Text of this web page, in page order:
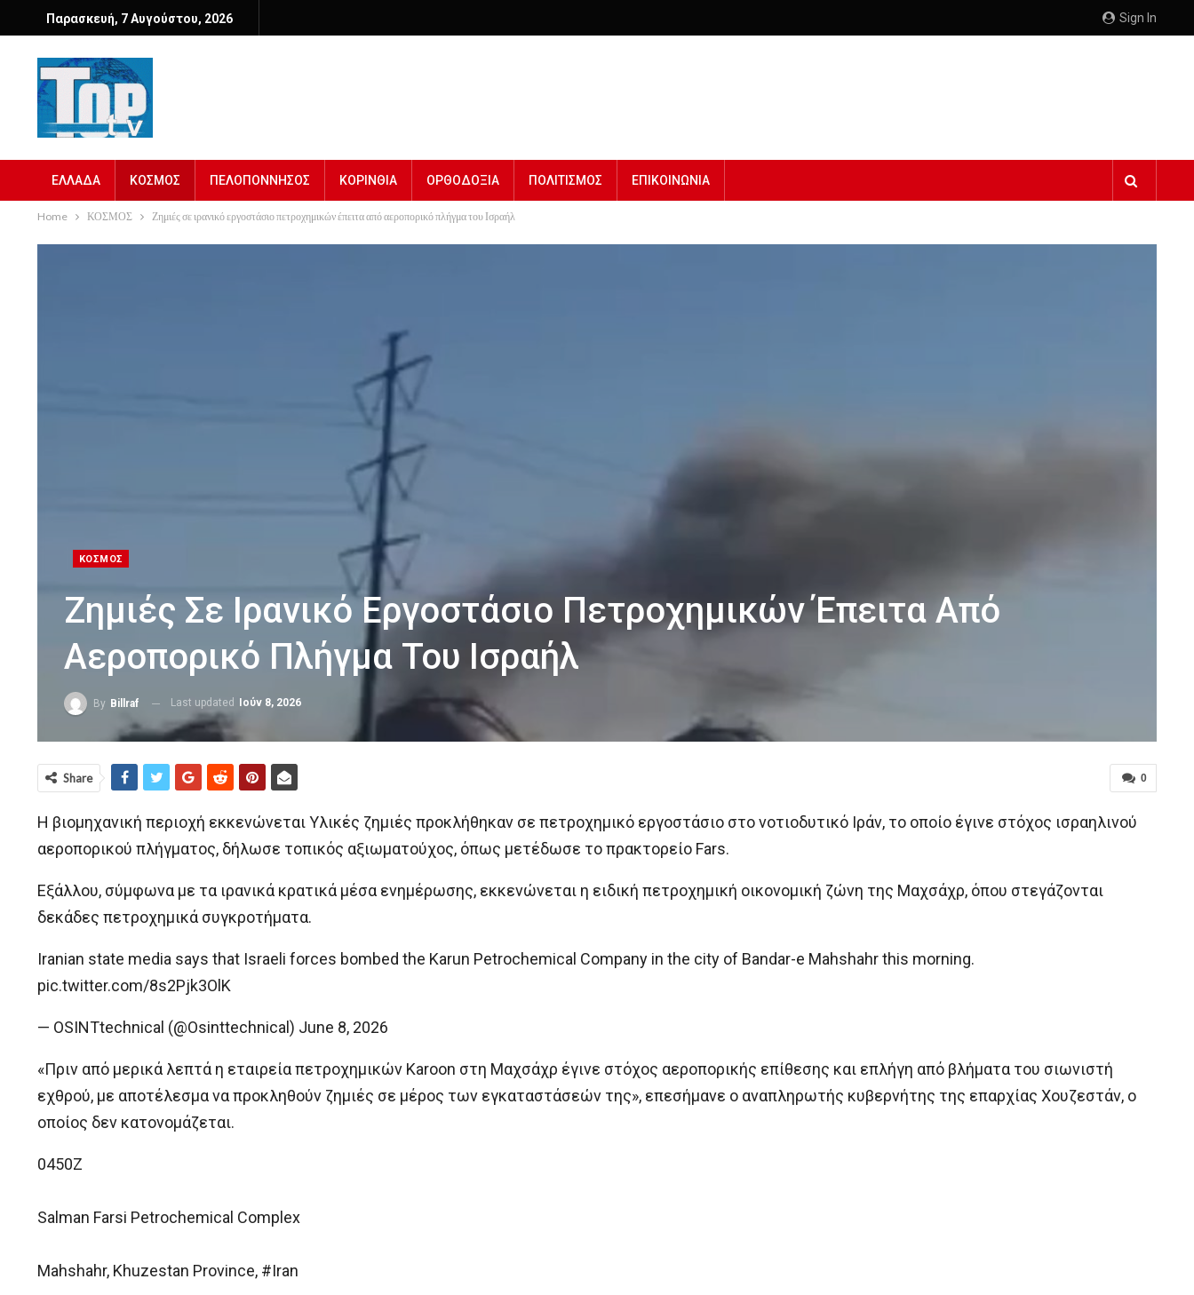
Sign In
Παρασκευή, 7 Αυγούστου, 2026
ΕΛΛΑΔΑ ΚΟΣΜΟΣ ΠΕΛΟΠΟΝΝΗΣΟΣ ΚΟΡΙΝΘΙΑ ΟΡΘΟΔΟΞΙΑ ΠΟΛΙΤΙΣΜΟΣ ΕΠΙΚΟΙΝΩΝΙΑ
Home ΚΟΣΜΟΣ Ζημιές σε ιρανικό εργοστάσιο πετροχημικών έπειτα από αεροπορικό πλήγμα του Ισραήλ
ΚΟΣΜΟΣ
Ζημιές Σε Ιρανικό Εργοστάσιο Πετροχημικών Έπειτα Από
Αεροπορικό Πλήγμα Του Ισραήλ
By Billraf Last updated Ιούν 8, 2026
0
Share
Η βιομηχανική περιοχή εκκενώνεται Υλικές ζημιές προκλήθηκαν σε πετροχημικό εργοστάσιο στο νοτιοδυτικό Ιράν, το οποίο έγινε στόχος ισραηλινού
αεροπορικού πλήγματος, δήλωσε τοπικός αξιωματούχος, όπως μετέδωσε το πρακτορείο Fars.
Εξάλλου, σύμφωνα με τα ιρανικά κρατικά μέσα ενημέρωσης, εκκενώνεται η ειδική πετροχημική οικονομική ζώνη της Μαχσάχρ, όπου στεγάζονται
δεκάδες πετροχημικά συγκροτήματα.
Iranian state media says that Israeli forces bombed the Karun Petrochemical Company in the city of Bandar-e Mahshahr this morning.
pic.twitter.com/8s2Pjk3OlK
— OSINTtechnical (@Osinttechnical) June 8, 2026
«Πριν από μερικά λεπτά η εταιρεία πετροχημικών Karoon στη Μαχσάχρ έγινε στόχος αεροπορικής επίθεσης και επλήγη από βλήματα του σιωνιστή
εχθρού, με αποτέλεσμα να προκληθούν ζημιές σε μέρος των εγκαταστάσεών της», επεσήμανε ο αναπληρωτής κυβερνήτης της επαρχίας Χουζεστάν, ο
οποίος δεν κατονομάζεται.
0450Z
Salman Farsi Petrochemical Complex
Mahshahr, Khuzestan Province, #Iran